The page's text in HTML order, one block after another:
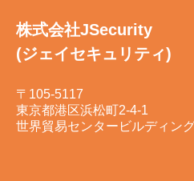
株式会社JSecurity
(ジェイセキュリティ)
〒105-5117
東京都港区浜松町2-4-1
世界貿易センタービルディン